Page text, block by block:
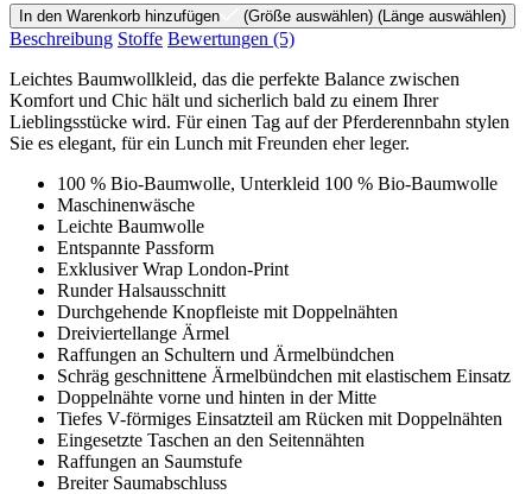
In den Warenkorb hinzufügen (Größe auswählen) (Länge auswählen)
Beschreibung Stoffe Bewertungen (5)
Leichtes Baumwollkleid, das die perfekte Balance zwischen
Komfort und Chic hält und sicherlich bald zu einem Ihrer
Lieblingsstücke wird. Für einen Tag auf der Pferderennbahn stylen
Sie es elegant, für ein Lunch mit Freunden eher leger.
100 % Bio-Baumwolle, Unterkleid 100 % Bio-Baumwolle
Maschinenwäsche
Leichte Baumwolle
Entspannte Passform
Exklusiver Wrap London-Print
Runder Halsausschnitt
Durchgehende Knopfleiste mit Doppelnähten
Dreiviertellange Ärmel
Raffungen an Schultern und Ärmelbündchen
Schräg geschnittene Ärmelbündchen mit elastischem Einsatz
Doppelnähte vorne und hinten in der Mitte
Tiefes V-förmiges Einsatzteil am Rücken mit Doppelnähten
Eingesetzte Taschen an den Seitennähten
Raffungen an Saumstufe
Breiter Saumabschluss